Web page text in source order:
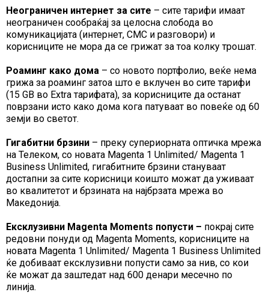
Неограничен интернет за сите – сите тарифи имаат
неограничен сообраќај за целосна слобода во
комуникацијата (интернет, СМС и разговори) и
корисниците не мора да се грижат за тоа колку трошат.
Роаминг како дома – со новото портфолио, веќе нема
грижа за роаминг затоа што е вклучен во сите тарифи
(15 GB во Extra тарифата), за корисниците да останат
поврзани исто како дома кога патуваат во повеќе од 60
земји во светот.
Гигабитни брзини – преку супериорната оптичка мрежа
на Телеком, со новата Magenta 1 Unlimited/ Magenta 1
Business Unlimited, гигабитните брзини стануваат
достапни за сите корисници коишто можат да уживаат
во квалитетот и брзината на најбрзата мрежа во
Македонија.
Ексклузивни Magenta Moments попусти – покрај сите
редовни понуди од Magenta Moments, корисниците на
новата Magenta 1 Unlimited/ Magenta 1 Business Unlimited
ќе добиваат ексклузивни попусти само за нив, со кои
ќе можат да заштедат над 600 денари месечно по
линија.